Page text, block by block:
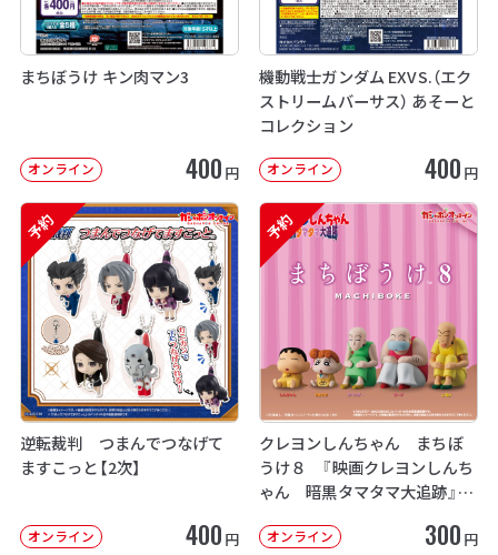
まちぼうけ キン肉マン3
オンライン 400 円
機動戦士ガンダム EXVS.（エク
ストリームバーサス） あそーと
コレクション
オンライン 400 円
予約
逆転裁判 つまんでつなげて
ますこっと【2次】
オンライン 400 円
予約
クレヨンしんちゃん まちぼ
うけ８ 『映画クレヨンしんち
ゃん 暗黒タマタマ大追跡』【2
オンライン 300 円